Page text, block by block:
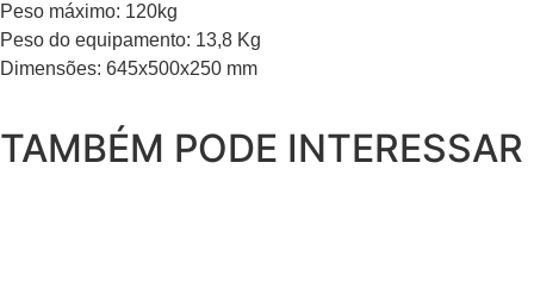
Peso máximo: 120kg
Peso do equipamento: 13,8 Kg
Dimensões: 645x500x250 mm
TAMBÉM PODE INTERESSAR